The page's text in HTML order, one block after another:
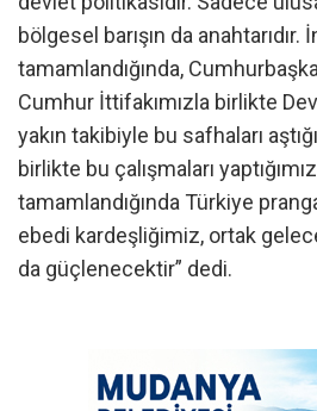
bölgesel barışın da
tamamlandığında,
Cumhur İttifakımızla birlikte
yakın takibiyle bu safhaları
birlikte bu çalışmaları
tamamlandığında Türkiye
ebedi kardeşliğimiz, ortak
da güçlenecektir” dedi.